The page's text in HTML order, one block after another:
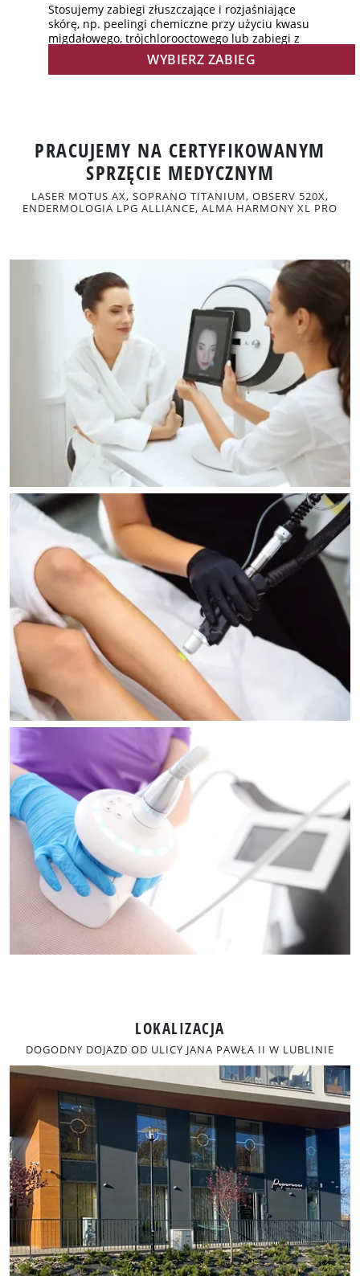
Stosujemy zabiegi złuszczające i rozjaśniające
skórę, np. peelingi chemiczne przy użyciu kwasu
migdałowego, trójchlorooctowego lub zabiegi z
kwasem askorbinowym (CPeel), retinoidami
(Retises CT Yellow Peel).WYBIERZ ZABIEG
PRACUJEMY NA CERTYFIKOWANYM
SPRZĘCIE MEDYCZNYM
LASER MOTUS AX, SOPRANO TITANIUM, OBSERV 520X,
ENDERMOLOGIA LPG ALLIANCE, ALMA HARMONY XL PRO
LOKALIZACJA
DOGODNY DOJAZD OD ULICY JANA PAWŁA II W LUBLINIE